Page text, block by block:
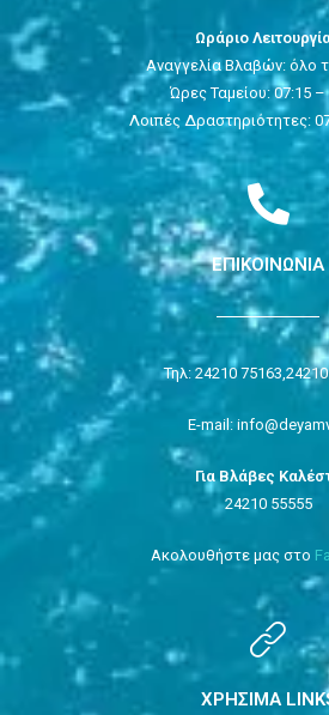
Ωράριο
Αναγγελία Βλαβών: όλο
Ώρες Ταμείου: 07:15 –
Λοιπές Δραστηριότητες:
ΕΠΙΚΟΙΝΩΝΙΑ
Τηλ: 24210 75163,
E-mail:
Για Βλάβες
24210 55555
Ακολουθήστε μας στο
ΧΡΗΣΙΜΑ